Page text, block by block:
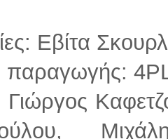
Εβίτα
Γιώργος